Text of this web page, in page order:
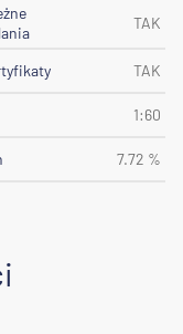
TAK
TAK
1:60
7.72 %